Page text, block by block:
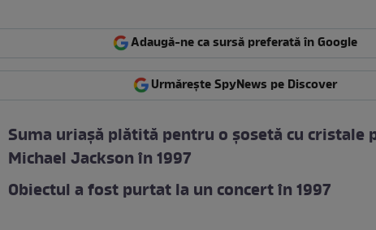
Adaugă-ne ca sursă preferată în Google
Urmărește SpyNews pe Discover
Suma uriașă plătită pentru o șosetă cu cristale
Michael Jackson în 1997
Obiectul a fost purtat la un concert în 1997